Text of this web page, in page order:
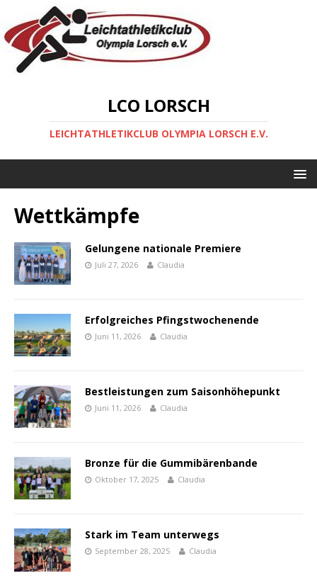
LCO LORSCH
LEICHTATHLETIKCLUB OLYMPIA LORSCH E.V.
Wettkämpfe
Gelungene nationale Premiere
Juli 27, 2026 Claudia
Erfolgreiches Pfingstwochenende
Juni 11, 2026 Claudia
Bestleistungen zum Saisonhöhepunkt
Juni 11, 2026 Claudia
Bronze für die Gummibärenbande
Oktober 17, 2025 Claudia
Stark im Team unterwegs
September 28, 2025 Claudia